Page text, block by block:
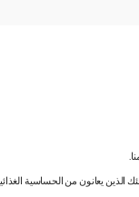
الذين يعانون من الحساسية